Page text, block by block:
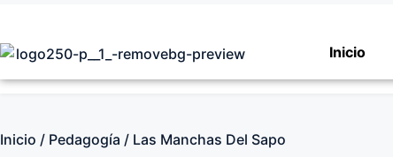
Inicio
Inicio / Pedagogía / Las Manchas Del Sapo